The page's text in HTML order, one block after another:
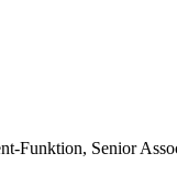
Funktion, Senior